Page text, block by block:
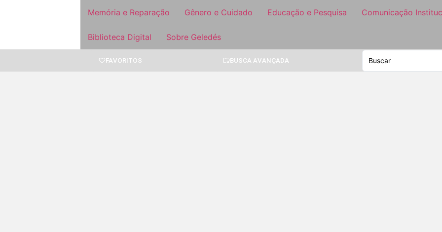
Memória e Reparação Gênero e Cuidado Educação e Pesquisa Comunicação
Biblioteca Digital Sobre Geledés
FAVORITOS BUSCA AVANÇADA